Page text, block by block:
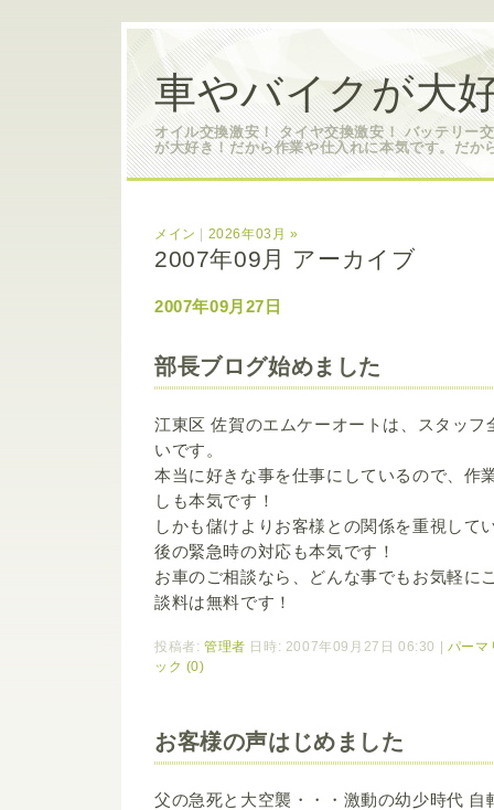
車やバイクが大
オイル交換激安！ タイヤ交換激安！ バッテリー
が大好き！だから作業や仕入れに本気です。だか
メイン 2026年03月 »
2007年09月 アーカイブ
2007年09月27日
部長ブログ始めました
江東区 佐賀のエムケーオートは、スタッフ
いです。
本当に好きな事を仕事にしているので、作
しも本気です！
しかも儲けよりお客様との関係を重視して
後の緊急時の対応も本気です！
お車のご相談なら、どんな事でもお気軽に
談料は無料です！
投稿者:管理者 日時: 2007年09月27日 06:30
パーマ
ック (0)
お客様の声はじめました
父の急死と大空襲・・・激動の幼少時代 自